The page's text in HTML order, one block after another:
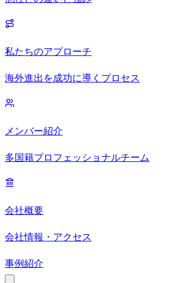
私たちのアプローチ
海外進出を成功に導くプロセス
メンバー紹介
多国籍プロフェッショナルチーム
会社概要
会社情報・アクセス
事例紹介